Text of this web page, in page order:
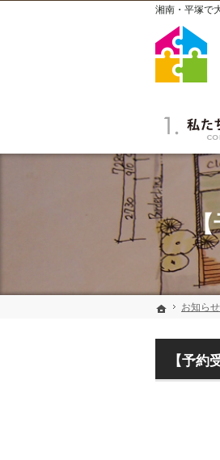
【
湘南・平塚で
ホーム
お知ら
【予
ホーム
お知ら